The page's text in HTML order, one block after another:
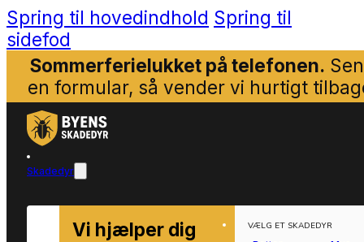
Spring til hovedindhold Spring til
sidefod
Sommerferielukket på telefonen.
en formular, så vender vi hurtigt
Skadedyr
Vi hjælper dig VÆLG ET SKADEDYR